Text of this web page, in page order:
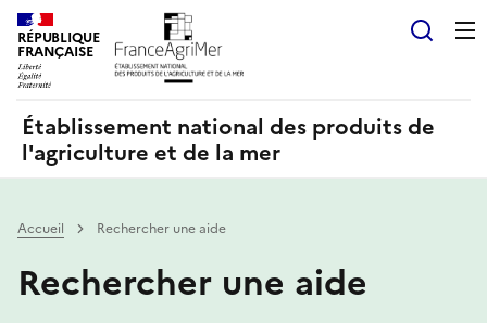
RÉPUBLIQUE
FRANÇAISE
Établissement national des produits de
l'agriculture et de la mer
Accueil Rechercher une aide
Rechercher une aide
Panneau de gestion des cookies